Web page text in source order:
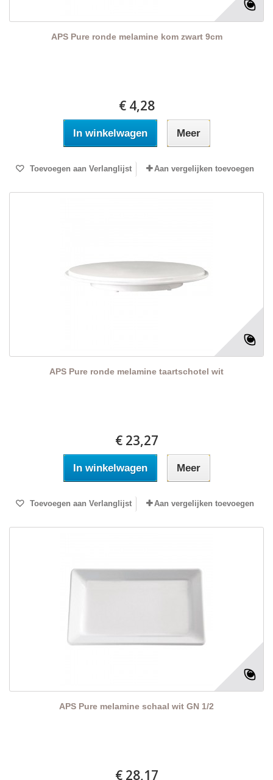
APS Pure ronde melamine kom zwart 9cm
€ 4,28
In winkelwagen Meer
Toevoegen aan Verlanglijst Aan vergelijken toevoegen
APS Pure ronde melamine taartschotel wit
€ 23,27
In winkelwagen Meer
Toevoegen aan Verlanglijst Aan vergelijken toevoegen
APS Pure melamine schaal wit GN 1/2
€ 28,17